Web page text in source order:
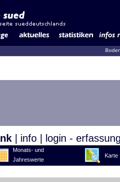
info login -
Monats- und
Jahreswerte
Karte